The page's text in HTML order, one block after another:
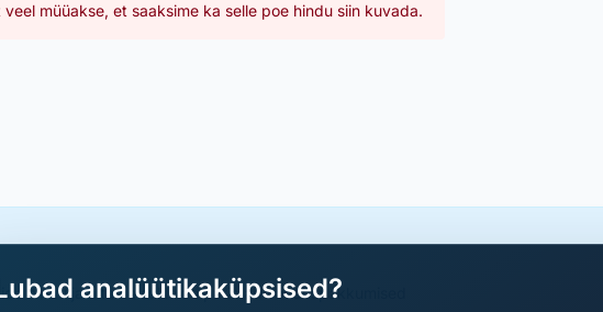
müüakse, et saaksime ka selle poe hindu siin kuvada.
hindu ja aitame sul leida parimad sooduspakkumised
analüütikaküpsised?